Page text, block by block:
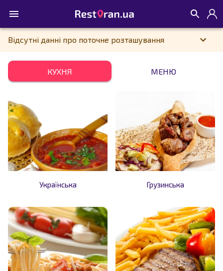
Відсутні данні про поточне розташування
КУХНЯ МЕНЮ
Українська Грузинська